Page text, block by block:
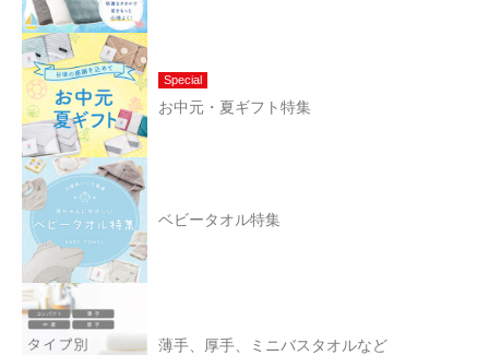
Special
お中元・夏ギフト特集
ベビータオル特集
薄手、厚手、ミニバスタオルなど